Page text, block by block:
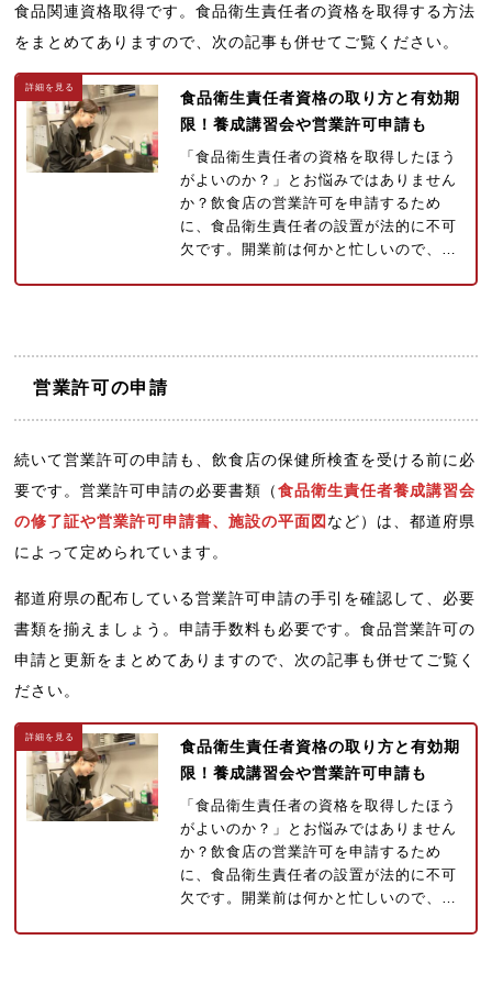
食品関連資格取得です。食品衛生責任者の資格を取得する方法
をまとめてありますので、次の記事も併せてご覧ください。
食品衛生責任者資格の取り方と有効期
限！養成講習会や営業許可申請も
「食品衛生責任者の資格を取得したほう
がよいのか？」とお悩みではありません
か？飲食店の営業許可を申請するため
に、食品衛生責任者の設置が法的に不可
欠です。開業前は何かと忙しいので、…
営業許可の申請
続いて営業許可の申請も、飲食店の保健所検査を受ける前に必
要です。営業許可申請の必要書類（食品衛生責任者養成講習会
の修了証や営業許可申請書、施設の平面図 など）は、都道府県
によって定められています。
都道府県の配布している営業許可申請の手引を確認して、必要
書類を揃えましょう。申請手数料も必要です。食品営業許可の
申請と更新をまとめてありますので、次の記事も併せてご覧く
ださい。
食品衛生責任者資格の取り方と有効期
限！養成講習会や営業許可申請も
「食品衛生責任者の資格を取得したほう
がよいのか？」とお悩みではありません
か？飲食店の営業許可を申請するため
に、食品衛生責任者の設置が法的に不可
欠です。開業前は何かと忙しいので、…